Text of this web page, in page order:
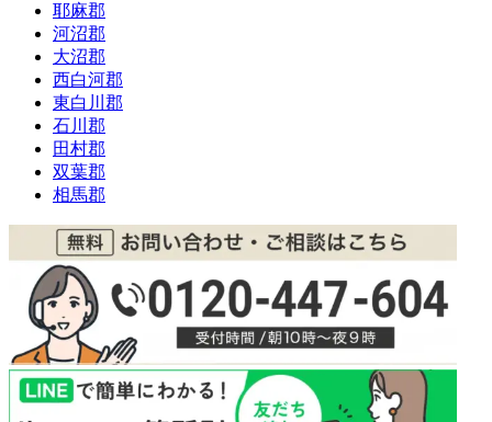
耶麻郡
河沼郡
大沼郡
西白河郡
東白川郡
石川郡
田村郡
双葉郡
相馬郡